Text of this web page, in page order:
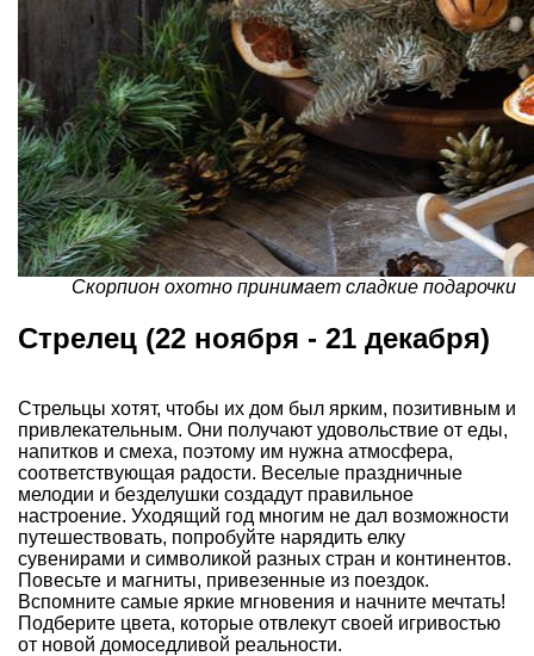
Скорпион охотно принимает сладкие подарочки
Стрелец (22 ноября - 21 декабря)
Стрельцы хотят, чтобы их дом был ярким, позитивным и
привлекательным. Они получают удовольствие от еды,
напитков и смеха, поэтому им нужна атмосфера,
соответствующая радости. Веселые праздничные
мелодии и безделушки создадут правильное
настроение. Уходящий год многим не дал возможности
путешествовать, попробуйте нарядить елку
сувенирами и символикой разных стран и континентов.
Повесьте и магниты, привезенные из поездок.
Вспомните самые яркие мгновения и начните мечтать!
Подберите цвета, которые отвлекут своей игривостью
от новой домоседливой реальности.